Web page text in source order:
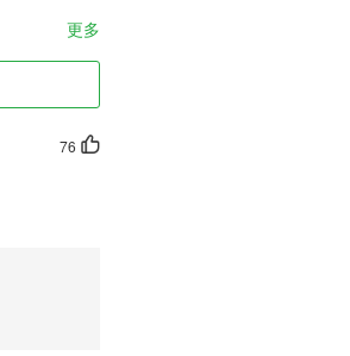
更多
76